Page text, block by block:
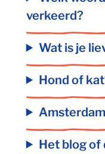
verkeerd?
Wat is je
Hond of
Het blog of